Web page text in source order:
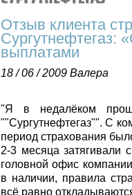
Отзыв клиента
Сургутнефтегаз:
выплатами
18 / 06 / 2009 Валера
"Я в недалёком
""Сургутнефтегаз"". С
период страхования
2-3 месяца затягивали
головной офис
в наличии, правила
всё равно